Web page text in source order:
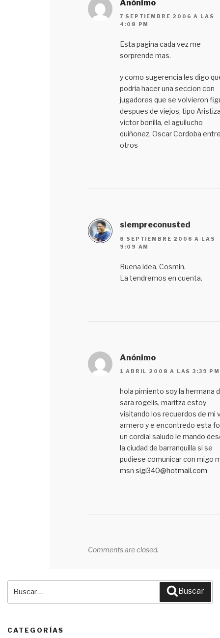
Anónimo
7 SEPTIEMBRE 2006 A LAS
4:08 PM
Esta pagina cada vez me
sorprende mas.
y como sugerencia les digo
podria hacer una seccion con
jugadores que se volvieron
despues de viejos, tipo
victor bonilla, el aguilucho
quiñonez, Oscar Cordoba
otros
siempreconusted
8 SEPTIEMBRE 2006 A LAS
9:09 AM
Buena idea, Cosmin.
La tendremos en cuenta.
Anónimo
1 ABRIL 2008 A LAS 3:39 PM
hola pimiento soy la hermana
sara rogelis, maritza estoy
visitando los recuerdos de mi
armero y e encontredo esta
un cordial saludo le mando
la ciudad de barranquilla si se
pudiese comunicar con migo
msn sigi340@hotmail.com
Comments are closed.
Buscar
CATEGORÍAS